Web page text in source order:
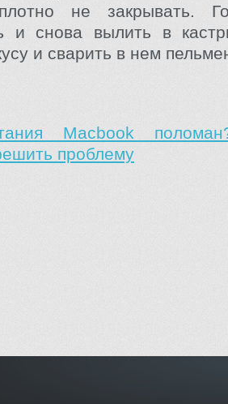
не закрывать.
и снова вылить в
и сварить в нем
Macbook
проблему